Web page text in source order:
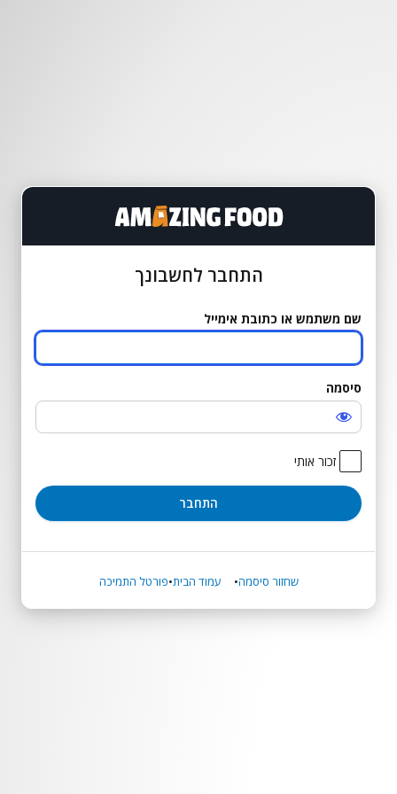
התחבר
התחבר לחשבונך
שם משתמש או כתובת אימייל
סיסמה
זכור אותי
שחזור סיסמה עמוד הבית פורטל התמיכה